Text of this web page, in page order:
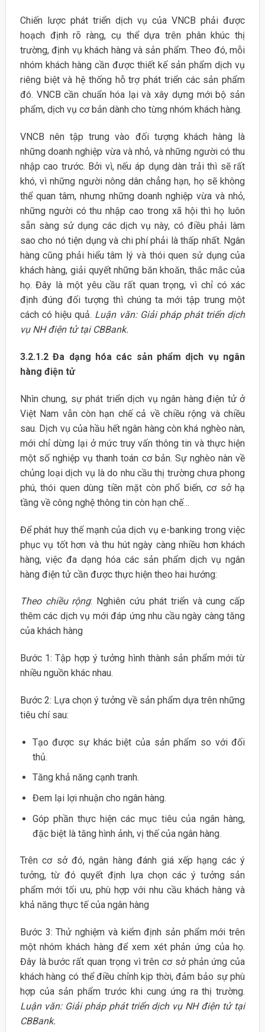
Chiến lược phát triển dịch vụ của VNCB phải được
hoạch định rõ ràng, cụ thể dựa trên phân khúc thị
trường, định vụ khách hàng và sản phẩm. Theo đó, mỗi
nhóm khách hàng cần được thiết kế sản phẩm dịch vụ
riêng biệt và hệ thống hỗ trợ phát triển các sản phẩm
đó. VNCB cần chuẩn hóa lại và xây dựng mới bộ sản
phẩm, dịch vụ cơ bản dành cho từng nhóm khách hàng.
VNCB nên tập trung vào đối tượng khách hàng là
những doanh nghiệp vừa và nhỏ, và những người có thu
nhập cao trước. Bởi vì, nếu áp dụng dàn trải thì sẽ rất
khó, vì những người nông dân chẳng hạn, họ sẽ không
thể quan tâm, nhưng những doanh nghiệp vừa và nhỏ,
những người có thu nhập cao trong xã hội thì họ luôn
sẵn sàng sử dụng các dịch vụ này, có điều phải làm
sao cho nó tiện dụng và chi phí phải là thấp nhất. Ngân
hàng cũng phải hiểu tâm lý và thói quen sử dụng của
khách hàng, giải quyết những băn khoăn, thắc mắc của
họ. Đây là một yêu cầu rất quan trọng, vì chỉ có xác
định đúng đối tượng thì chúng ta mới tập trung một
cách có hiệu quả. Luận văn: Giải pháp phát triển dịch
vụ NH điện tử tại CBBank.
3.2.1.2 Đa dạng hóa các sản phẩm dịch vụ ngân
hàng điện tử
Nhìn chung, sự phát triển dịch vụ ngân hàng điện tử ở
Việt Nam vẫn còn hạn chế cả về chiều rộng và chiều
sau. Dịch vụ của hầu hết ngân hàng còn khá nghèo nàn,
mới chỉ dừng lại ở mức truy vấn thông tin và thực hiện
một số nghiệp vụ thanh toán cơ bản. Sự nghèo nàn về
chủng loại dịch vụ là do nhu cầu thị trường chưa phong
phú, thói quen dùng tiền mặt còn phổ biến, cơ sở hạ
tầng về công nghệ thông tin còn hạn chế…
Để phát huy thế mạnh của dịch vụ e-banking trong việc
phục vụ tốt hơn và thu hút ngày càng nhiều hơn khách
hàng, việc đa dạng hóa các sản phẩm dịch vụ ngân
hàng điện tử cần được thực hiện theo hai hướng:
Theo chiều rộng: Nghiên cứu phát triển và cung cấp
thêm các dịch vụ mới đáp ứng nhu cầu ngày càng tăng
của khách hàng
Bước 1: Tập hợp ý tưởng hình thành sản phẩm mới từ
nhiều nguồn khác nhau.
Bước 2: Lựa chọn ý tưởng về sản phẩm dựa trên những
tiêu chí sau:
Tạo được sự khác biệt của sản phẩm so với đối
thủ.
Tăng khả năng cạnh tranh.
Đem lại lợi nhuận cho ngân hàng.
Góp phần thực hiện các mục tiêu của ngân hàng,
đặc biệt là tăng hình ảnh, vị thế của ngân hàng.
Trên cơ sở đó, ngân hàng đánh giá xếp hạng các ý
tưởng, từ đó quyết định lựa chọn các ý tưởng sản
phẩm mới tối ưu, phù hợp với nhu cầu khách hàng và
khả năng thực tế của ngân hàng
Bước 3: Thử nghiệm và kiểm định sản phẩm mới trên
một nhóm khách hàng để xem xét phản ứng của họ.
Đây là bước rất quan trọng vì trên cơ sở phản ứng của
khách hàng có thể điều chỉnh kịp thời, đảm bảo sự phù
hợp của sản phẩm trước khi cung ứng ra thị trường.
Luận văn: Giải pháp phát triển dịch vụ NH điện tử tại
CBBank.